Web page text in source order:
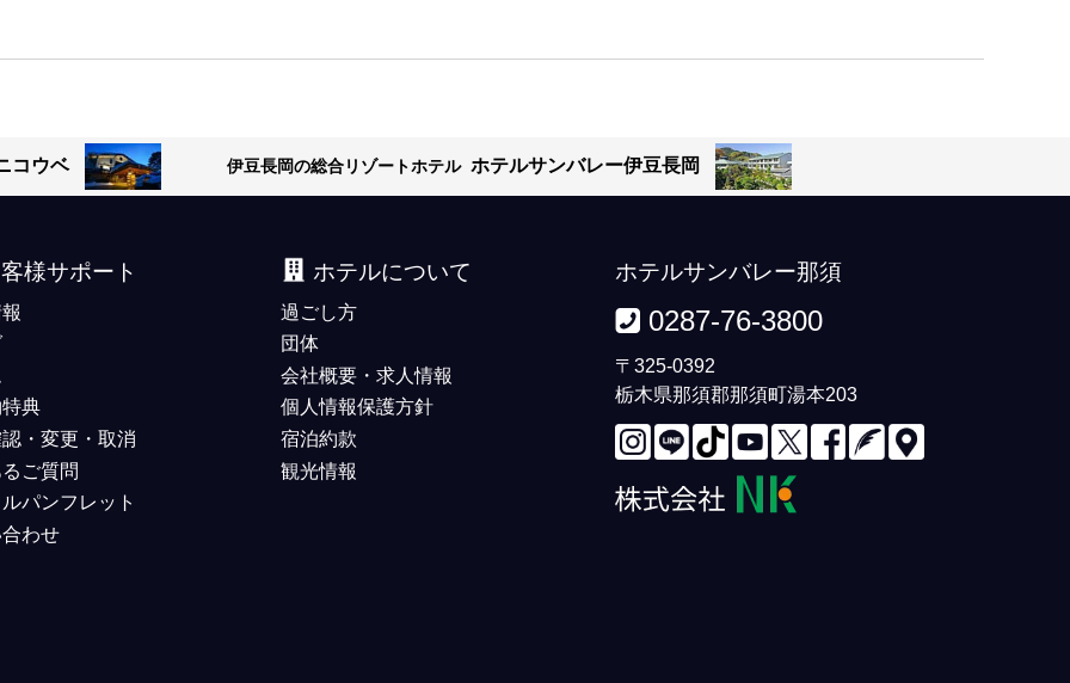
コウベ 伊豆長岡の総合リゾートホテル ホテルサンバレー伊豆長岡
様サポート
典
・変更・取消
るご質問
パンフレット
わせ
ホテルについて
過ごし方
団体
会社概要・求人情報
個人情報保護方針
宿泊約款
観光情報
ホテルサンバレー那須
0287-76-3800
〒325-0392
栃木県那須郡那須町湯本203